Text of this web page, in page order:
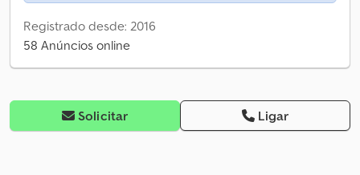
Registrado desde: 2016
58 Anúncios online
Solicitar Ligar